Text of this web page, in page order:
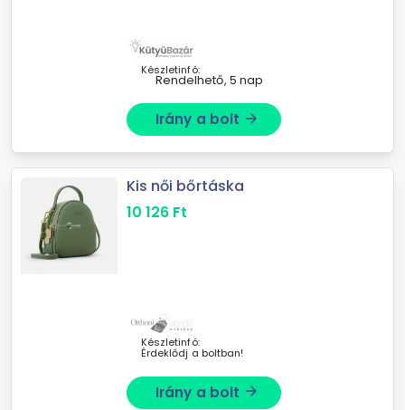
belefér, akár egy buliba mész, ...
Készletinfó:
Rendelhető, 5 nap
Irány a bolt arrow_forward
Kis női bőrtáska
10 126 Ft
Készletinfó:
Érdeklődj a boltban!
Irány a bolt arrow_forward